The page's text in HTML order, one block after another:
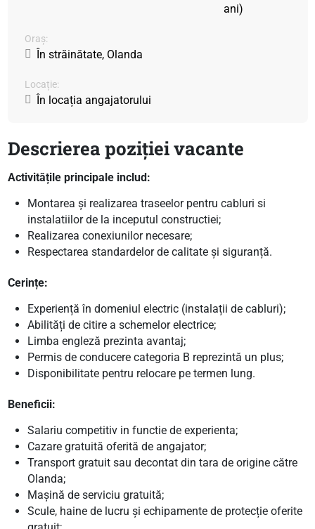
ani)
Oraș:
În străinătate, Olanda
Locație:
În locația angajatorului
Descrierea poziției vacante
Activitățile principale includ:
Montarea și realizarea traseelor pentru cabluri si
instalatiilor de la inceputul constructiei;
Realizarea conexiunilor necesare;
Respectarea standardelor de calitate și siguranță.
Cerințe:
Experiență în domeniul electric (instalații de cabluri);
Abilități de citire a schemelor electrice;
Limba engleză prezinta avantaj;
Permis de conducere categoria B reprezintă un plus;
Disponibilitate pentru relocare pe termen lung.
Beneficii:
Salariu competitiv in functie de experienta;
Cazare gratuită oferită de angajator;
Transport gratuit sau decontat din tara de origine către
Olanda;
Mașină de serviciu gratuită;
Scule, haine de lucru și echipamente de protecție oferite